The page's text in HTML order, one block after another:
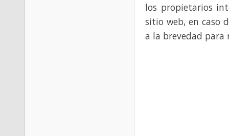
los propietarios
sitio web, en caso
a la brevedad para